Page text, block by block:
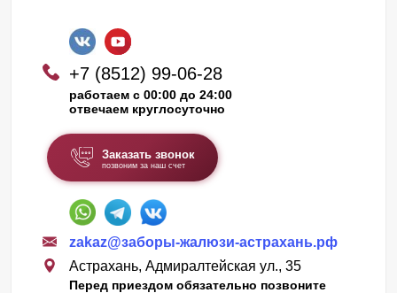
+7 (8512) 99-06-28
работаем с 00:00 до 24:00
отвечаем круглосуточно
Заказать звонок
позвоним за наш счет
zakaz@заборы-жалюзи-астрахань.рф
Астрахань, Адмиралтейская ул., 35
Перед приездом обязательно позвоните